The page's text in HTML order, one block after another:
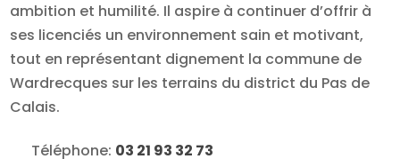
ambition et humilité. Il aspire à continuer d’offrir à
ses licenciés un environnement sain et motivant,
tout en représentant dignement la commune de
Wardrecques sur les terrains du district du Pas de
Calais.
Téléphone: 03 21 93 32 73